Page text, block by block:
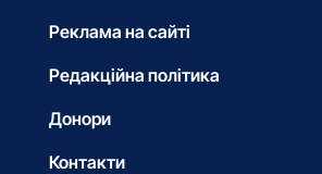
Реклама на сайті
Редакційна політика
Донори
Контакти